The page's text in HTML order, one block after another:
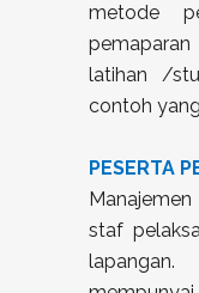
metode
latihan /
contoh
PESERTA
Manajemen
staf